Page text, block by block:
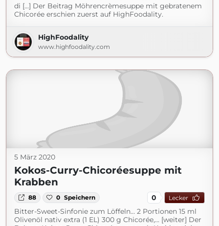
di [...] Der Beitrag Möhrencrèmesuppe mit gebratenem
Chicorée erschien zuerst auf HighFoodality.
HighFoodality
www.highfoodality.com
5 März 2020
Kokos-Curry-Chicoréesuppe mit
Krabben
88 0 Speichern 0 Lecker
Bitter-Sweet-Sinfonie zum Löffeln… 2 Portionen 15 ml
Olivenöl nativ extra (1 EL) 300 g Chicorée,... [weiter] Der